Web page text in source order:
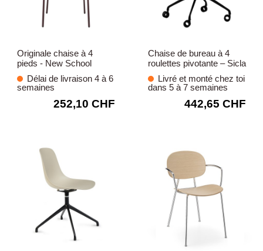
Originale chaise à 4
pieds - New School
Délai de livraison 4 à 6
semaines
252,10 CHF
Chaise de bureau à 4
roulettes pivotante – Sicla
Livré et monté chez toi
dans 5 à 7 semaines
442,65 CHF